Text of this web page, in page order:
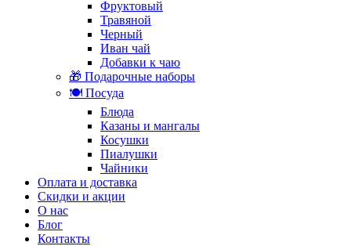
Фруктовый
Травяной
Черный
Иван чай
Добавки к чаю
🎁 Подарочные наборы
🍽️ Посуда
Блюда
Казаны и мангалы
Косушки
Пиалушки
Чайники
Оплата и доставка
Скидки и акции
О нас
Блог
Контакты